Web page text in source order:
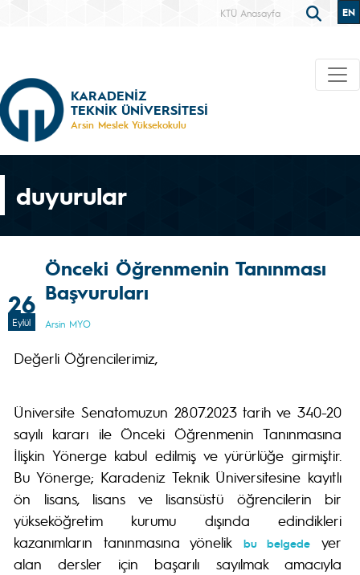
KTÜ Anasayfa EN
KARADENİZ
TEKNİK ÜNİVERSİTESİ
Arsin Meslek Yüksekokulu
duyurular
26
Eylül
Önceki Öğrenmenin Tanınması
Başvuruları
Arsin MYO
Değerli Öğrencilerimiz,
Üniversite Senatomuzun 28.07.2023 tarih ve 340-20
sayılı kararı ile Önceki Öğrenmenin Tanınmasına
İlişkin Yönerge kabul edilmiş ve yürürlüğe girmiştir.
Bu Yönerge; Karadeniz Teknik Üniversitesine kayıtlı
ön lisans, lisans ve lisansüstü öğrencilerin bir
yükseköğretim kurumu dışında edindikleri
kazanımların tanınmasına yönelik
bu belgede
yer
alan dersler için başarılı sayılmak amacıyla